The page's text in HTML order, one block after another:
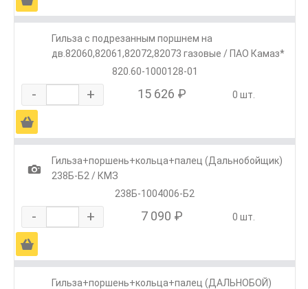
Гильза с подрезанным поршнем на
дв.82060,82061,82072,82073 газовые / ПАО Камаз*
820.60-1000128-01
- + 15 626 ₽ 0 шт.
Ä
1
Гильза+поршень+кольца+палец (Дальнобойщик)
238Б-Б2 / КМЗ
238Б-1004006-Б2
- + 7 090 ₽ 0 шт.
Ä
Гильза+поршень+кольца+палец (ДАЛЬНОБОЙ)